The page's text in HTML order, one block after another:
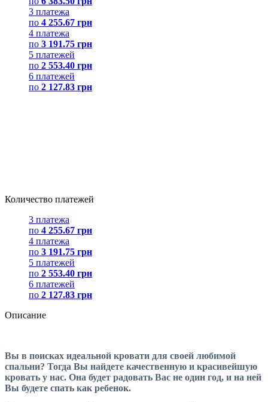
3 платежа
по 4 255.67 грн
4 платежа
по 3 191.75 грн
5 платежей
по 2 553.40 грн
6 платежей
по 2 127.83 грн
Количество платежей
3 платежа
по 4 255.67 грн
4 платежа
по 3 191.75 грн
5 платежей
по 2 553.40 грн
6 платежей
по 2 127.83 грн
Описание
Вы в поисках идеальной кровати для своей любимой
спальни? Тогда Вы найдете качественную и красивейшую
кровать у нас. Она будет радовать Вас не один год, и на ней
Вы будете спать как ребенок.